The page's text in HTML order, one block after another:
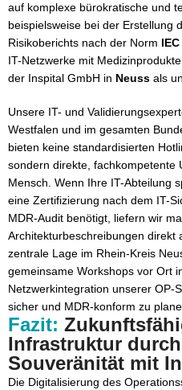
auf komplexe bürokratische und
beispielsweise bei der Erstellung
Risikoberichts nach der Norm
IT-Netzwerke mit
der Inspital GmbH in Neuss als
Unsere IT- und
Westfalen und im gesamten
bieten keine standardisierten
sondern direkte, fachkompetente
Mensch. Wenn Ihre IT-Abteilung
eine Zertifizierung nach dem IT-
MDR-Audit benötigt, liefern wir
Architekturbeschreibungen direkt
zentrale Lage im Rhein-Kreis
gemeinsame Workshops vor Ort
Netzwerkintegration unserer OP-
sicher und MDR-konform zu
Fazit:
Infrastruktur
Souveränität mit
Die Digitalisierung des